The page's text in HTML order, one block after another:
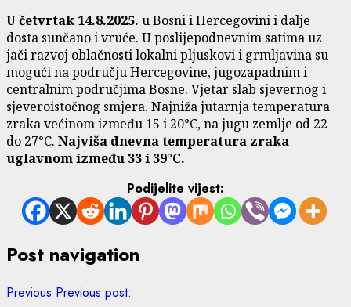
U četvrtak 14.8.2025. u Bosni i Hercegovini i dalje
dosta sunčano i vruće. U poslijepodnevnim satima uz
jači razvoj oblačnosti lokalni pljuskovi i grmljavina su
mogući na području Hercegovine, jugozapadnim i
centralnim područjima Bosne. Vjetar slab sjevernog i
sjeveroistočnog smjera. Najniža jutarnja temperatura
zraka većinom između 15 i 20°C, na jugu zemlje od 22
do 27°C. Najviša dnevna temperatura zraka
uglavnom između 33 i 39°C.
Podijelite vijest:
Post navigation
Previous Previous post: